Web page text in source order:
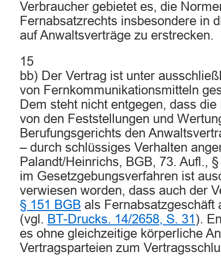
Verbraucher gebietet es, die
Fernabsatzrechts insbesondere in
auf Anwaltsverträge zu erstrecken.
15
bb) Der Vertrag ist unter
von Fernkommunikationsmitteln
Dem steht nicht entgegen, dass
von den Feststellungen und
Berufungsgerichts den
– durch schlüssiges Verhalten
Palandt/Heinrichs, BGB, 73. Aufl.,
im Gesetzgebungsverfahren ist
verwiesen worden, dass auch der
§ 151 BGB als Fernabsatzgeschäft
(vgl. BT-Drucks. 14/2658, S. 31 ).
es ohne gleichzeitige körperliche
Vertragsparteien zum